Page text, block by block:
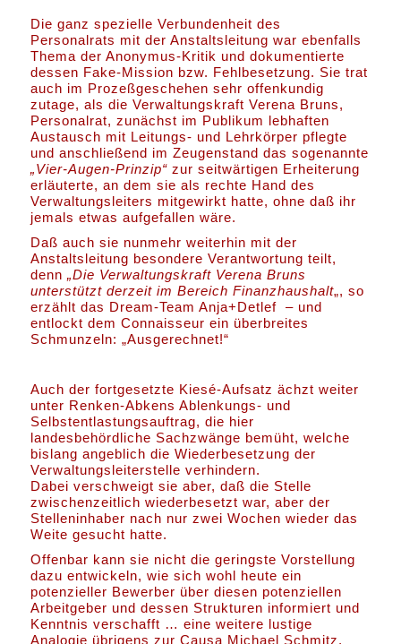
Die ganz spezielle Verbundenheit des
Personalrats mit der Anstaltsleitung war ebenfalls
Thema der Anonymus-Kritik und dokumentierte
dessen Fake-Mission bzw. Fehlbesetzung. Sie trat
auch im Prozeßgeschehen sehr offenkundig
zutage, als die Verwaltungskraft Verena Bruns,
Personalrat, zunächst im Publikum lebhaften
Austausch mit Leitungs- und Lehrkörper pflegte
und anschließend im Zeugenstand das sogenannte
„Vier-Augen-Prinzip“ zur seitwärtigen Erheiterung
erläuterte, an dem sie als rechte Hand des
Verwaltungsleiters mitgewirkt hatte, ohne daß ihr
jemals etwas aufgefallen wäre.
Daß auch sie nunmehr weiterhin mit der
Anstaltsleitung besondere Verantwortung teilt,
denn„Die Verwaltungskraft Verena Bruns
unterstützt derzeit im Bereich Finanzhaushalt„, so
erzählt das Dream-Team Anja+Detlef – und
entlockt dem Connaisseur ein überbreites
Schmunzeln: „Ausgerechnet!“
Auch der fortgesetzte Kiesé-Aufsatz ächzt weiter
unter Renken-Abkens Ablenkungs- und
Selbstentlastungsauftrag, die hier
landesbehördliche Sachzwänge bemüht, welche
bislang angeblich die Wiederbesetzung der
Verwaltungsleiterstelle verhindern.
Dabei verschweigt sie aber, daß die Stelle
zwischenzeitlich wiederbesetzt war, aber der
Stelleninhaber nach nur zwei Wochen wieder das
Weite gesucht hatte.
Offenbar kann sie nicht die geringste Vorstellung
dazu entwickeln, wie sich wohl heute ein
potenzieller Bewerber über diesen potenziellen
Arbeitgeber und dessen Strukturen informiert und
Kenntnis verschafft … eine weitere lustige
Analogie übrigens zur Causa Michael Schmitz,